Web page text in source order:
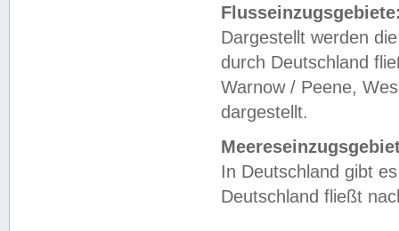
Dargestellt werden
durch Deutschland
Warnow / Peene,
dargestellt.
In Deutschland gibt
Deutschland fließt